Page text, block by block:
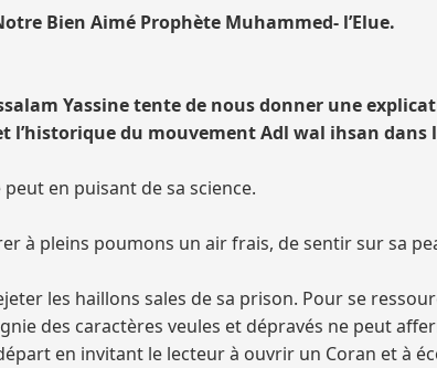
Bien Aimé Prophète Muhammed- l’Elue.
Yassine tente de nous donner une
l’historique du mouvement Adl wal ihsan dans
en puisant de sa science.
à pleins poumons un air frais, de sentir sur sa
les haillons sales de sa prison. Pour se
des caractères veules et dépravés ne peut
en invitant le lecteur à ouvrir un Coran et à